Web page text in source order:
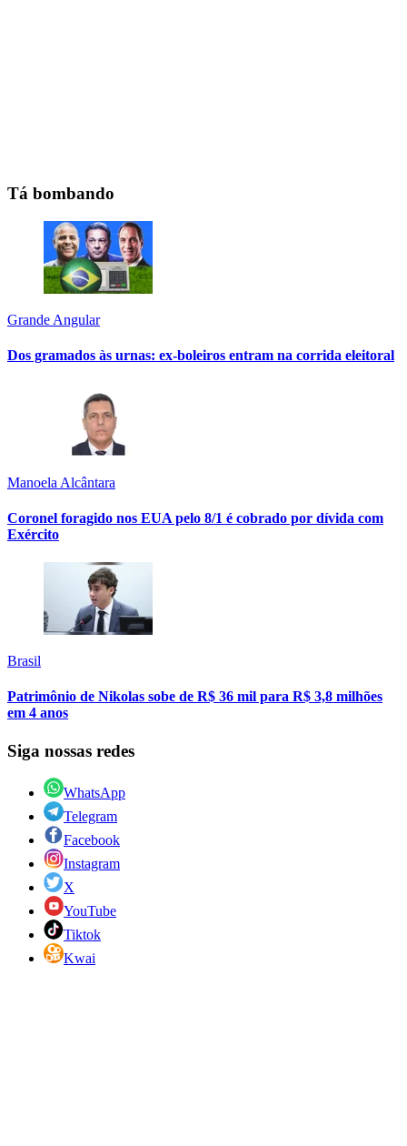
Tá bombando
Grande Angular
Dos gramados às urnas: ex-boleiros entram na corrida eleitoral
Manoela Alcântara
Coronel foragido nos EUA pelo 8/1 é cobrado por dívida com
Exército
Brasil
Patrimônio de Nikolas sobe de R$ 36 mil para R$ 3,8 milhões
em 4 anos
Siga nossas redes
WhatsApp
Telegram
Facebook
Instagram
X
YouTube
Tiktok
Kwai